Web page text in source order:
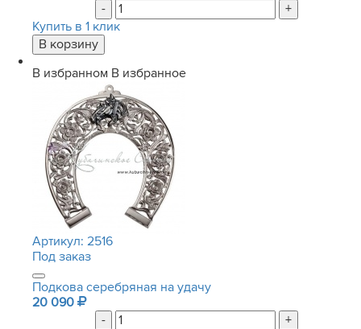
-
+
Купить в 1 клик
В избранном В избранное
Артикул: 2516
Под заказ
Подкова серебряная на удачу
20 090
-
+